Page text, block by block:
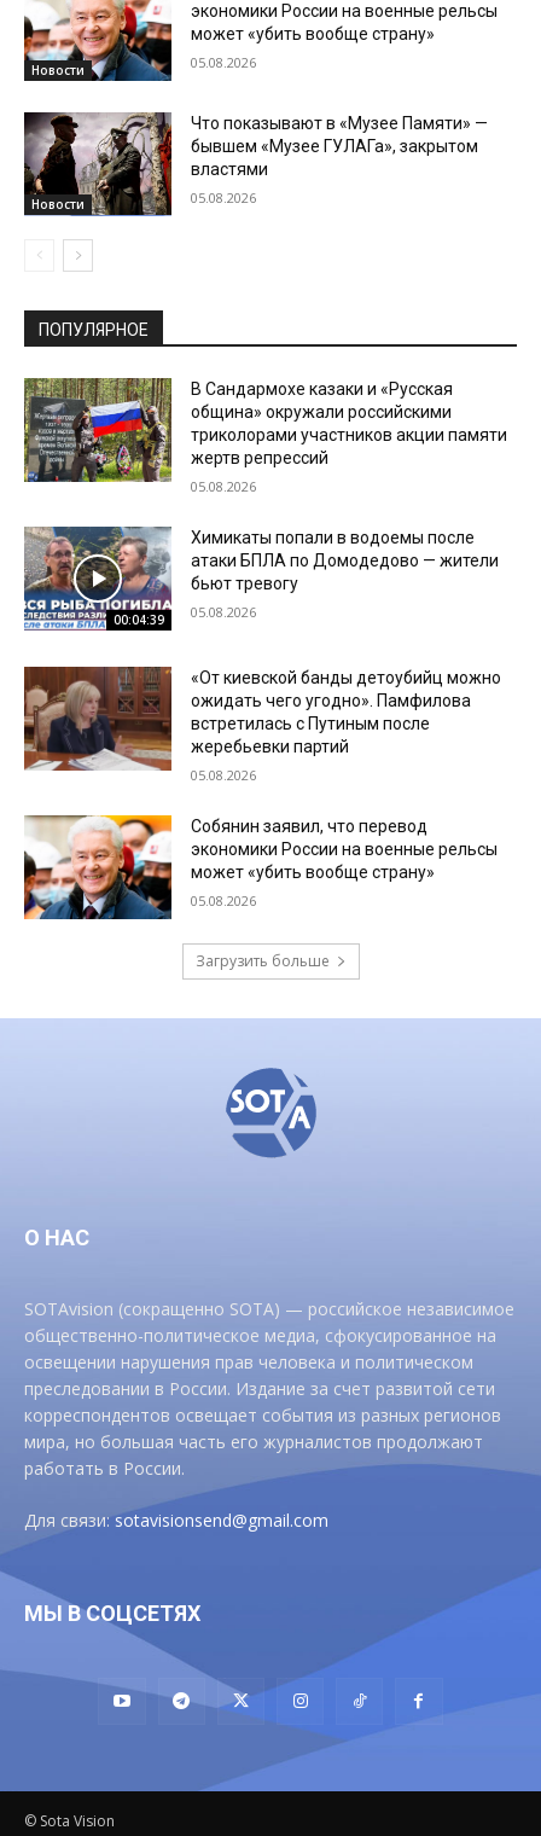
Новости
экономики России на военные рельсы
может «убить вообще страну»
05.08.2026
Новости
Что показывают в «Музее Памяти» —
бывшем «Музее ГУЛАГа», закрытом
властями
05.08.2026
ПОПУЛЯРНОЕ
В Сандармохе казаки и «Русская
община» окружали российскими
триколорами участников акции памяти
жертв репрессий
05.08.2026
00:04:39
Химикаты попали в водоемы после
атаки БПЛА по Домодедово — жители
бьют тревогу
05.08.2026
«От киевской банды детоубийц можно
ожидать чего угодно». Памфилова
встретилась с Путиным после
жеребьевки партий
05.08.2026
Собянин заявил, что перевод
экономики России на военные рельсы
может «убить вообще страну»
05.08.2026
Загрузить больше
О НАС
SOTAvision (сокращенно SOTA) — российское независимое
общественно-политическое медиа, сфокусированное на
освещении нарушения прав человека и политическом
преследовании в России. Издание за счет развитой сети
корреспондентов освещает события из разных регионов
мира, но большая часть его журналистов продолжают
работать в России.
Для связи:sotavisionsend@gmail.com
МЫ В СОЦСЕТЯХ
© Sota Vision